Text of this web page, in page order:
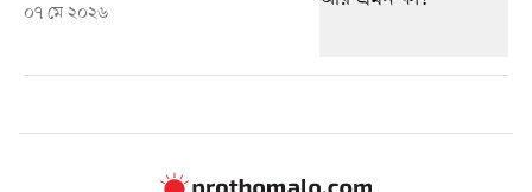
০৭ মে ২০২৬